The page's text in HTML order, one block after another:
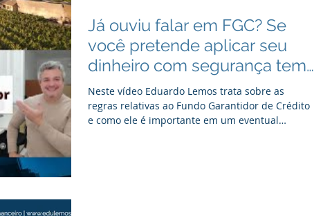
Já ouviu falar em FGC? Se
você pretende aplicar seu
dinheiro com segurança tem
que conhecer essas 3
Neste vídeo Eduardo Lemos trata sobre as
regras relativas ao Fundo Garantidor de Crédito
e como ele é importante em um eventual